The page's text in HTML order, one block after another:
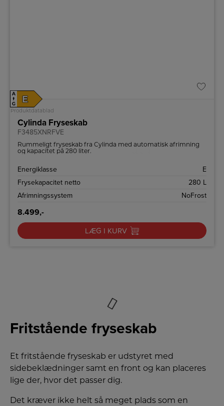
A
↑
G
E
Produktdatablad
Cylinda Fryseskab
F3485XNRFVE
Rummeligt fryseskab fra Cylinda med automatisk afrimning
og kapacitet på 280 liter.
Energiklasse
E
Frysekapacitet netto
280 L
Afrimningssystem
NoFrost
8.499,-
LÆG I KURV
Fritstående fryseskab
Et fritstående fryseskab er udstyret med
sidebeklædninger samt en front og kan placeres
lige der, hvor det passer dig.
Det kræver ikke helt så meget plads som en